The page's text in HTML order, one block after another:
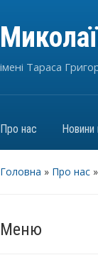
імені Тараса
Про нас Новини
Головна » Про нас »
Меню